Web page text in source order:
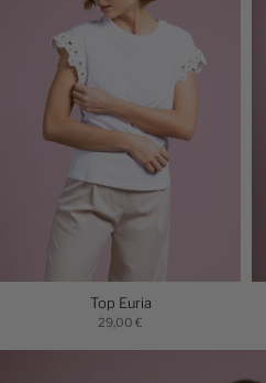
Top Euria
29,00 €